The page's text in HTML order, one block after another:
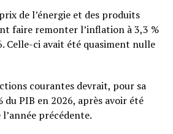
de l’énergie et des produits
faire remonter l’inflation à 3,3 %
Celle-ci avait été quasiment nulle
courantes devrait, pour sa
PIB en 2026, après avoir été
précédente.